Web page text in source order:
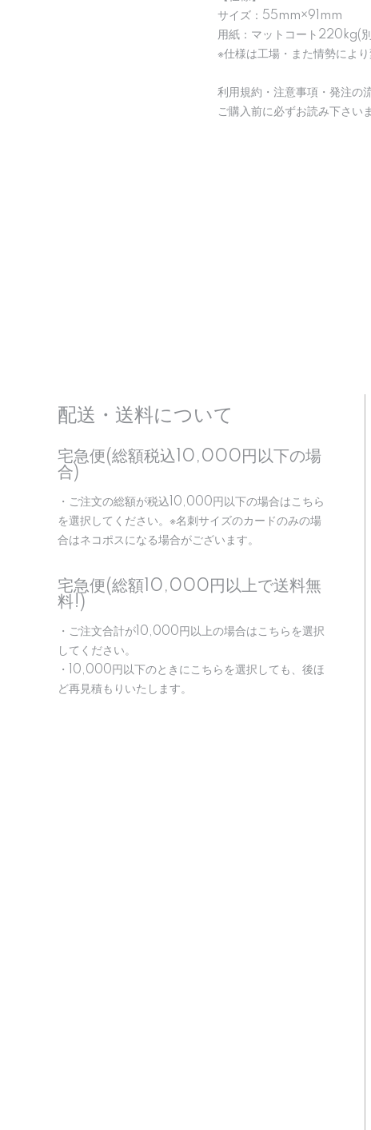
サイズ：55mm×91mm
用紙：マットコート220kg(
※仕様は工場・また情勢によ
利用規約・注意事項・発注の
ご購入前に必ずお読み下さい
配送・送料について
宅急便(総額税込10,000円以下の場
合)
・ご注文の総額が税込10,000円以下の場合はこちら
を選択してください。※名刺サイズのカードのみの場
合はネコポスになる場合がございます。
宅急便(総額10,000円以上で送料無
料!)
・ご注文合計が10,000円以上の場合はこちらを選択
してください。
・10,000円以下のときにこちらを選択しても、後ほ
ど再見積もりいたします。